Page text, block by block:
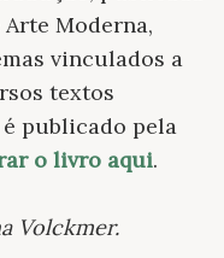
Moderna,
vinculados a
textos
publicado pela
o livro aqui.
Volckmer.